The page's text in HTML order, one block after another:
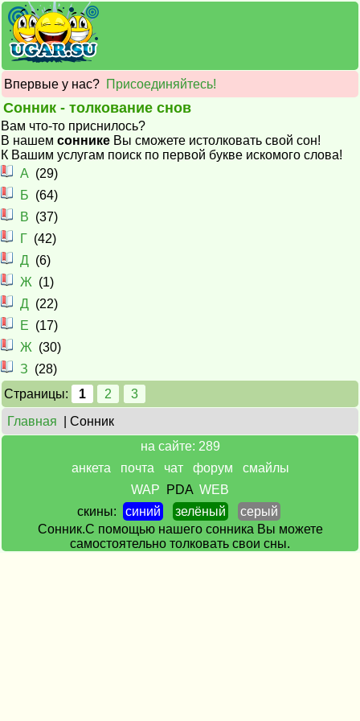
Впервые у нас? Присоединяйтесь!
Сонник - толкование снов
Вам что-то приснилось?
В нашем соннике Вы сможете истолковать свой сон!
К Вашим услугам поиск по первой букве искомого слова!
А (29)
Б (64)
В (37)
Г (42)
Д (6)
Ж (1)
Д (22)
Е (17)
Ж (30)
З (28)
Страницы:
1 2
3
Главная
| Сонник
на сайте: 289
анкета
почта чат форум
смайлы
WAP
PDA WEB
скины:
синий зелёный
серый
Сонник.С помощью нашего сонника Вы можете
самостоятельно толковать свои сны.